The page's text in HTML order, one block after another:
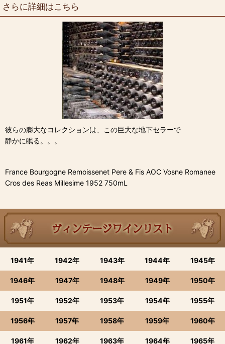
さらに詳細はこちら
彼らの膨大なコレクションは、この巨大な地下セラーで
静かに眠る。。。
France Bourgogne Remoissenet Pere & Fis AOC Vosne Romanee
Cros des Reas Millesime 1952 750mL
1941年 1942年 1943年 1944年 1945年
1946年 1947年 1948年 1949年 1950年
1951年 1952年 1953年 1954年 1955年
1956年 1957年 1958年 1959年 1960年
1961年 1962年 1963年 1964年 1965年